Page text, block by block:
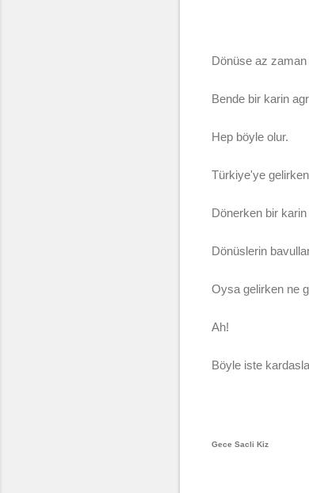
Dönüse az zaman
Bende bir karin
Hep böyle olur.
Türkiye'ye
Dönerken bir
Dönüslerin
Oysa gelirken ne
Ah!
Böyle iste
Gece Sacli Kiz